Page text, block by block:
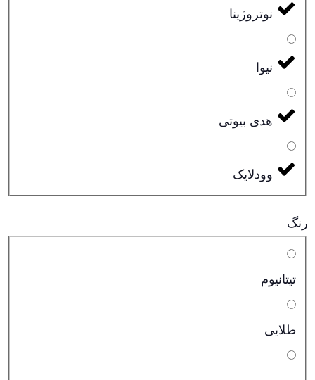
نوتروژینا
نیوا
هدی بیوتی
وودلایک
رنگ
تیتانیوم
طلایی